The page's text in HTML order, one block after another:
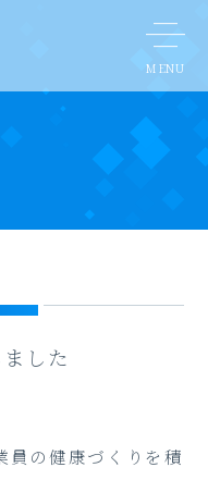
した
員の健康づくりを積